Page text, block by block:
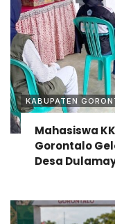
KABUPATEN
Mahasiswa
Gorontalo
Desa